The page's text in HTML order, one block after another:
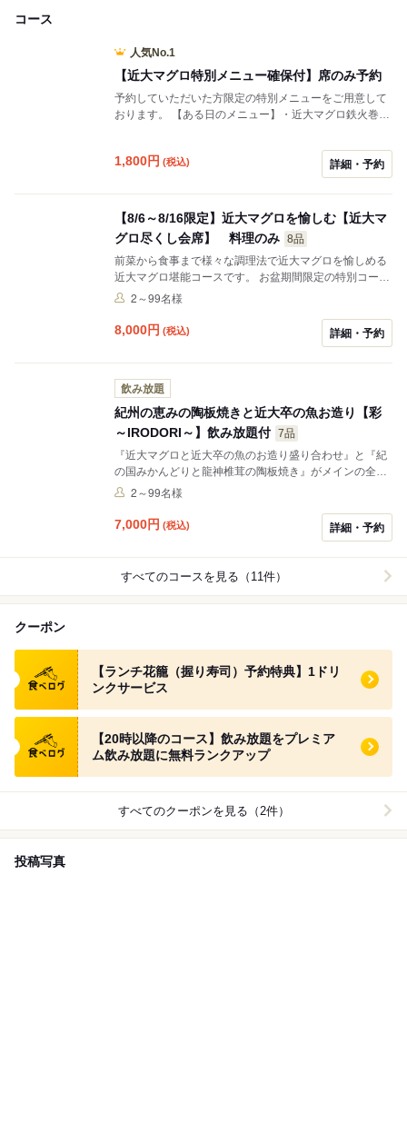
コース
人気No.1
【近大マグロ特別メニュー確保付】席のみ予約
予約していただいた方限定の特別メニューをご用意して
おります。 【ある日のメニュー】・近大マグロ鉄火巻
・近大マグロ目玉オーブン焼き 1,350円などなど お好
きなメニューをお選びいただける席のみのご予約となり
1,800円 (税込) 詳細・予約
【8/6～8/16限定】近大マグロを愉しむ【近大マ
グロ尽くし会席】 料理のみ 8品
前菜から食事まで様々な調理法で近大マグロを愉しめる
近大マグロ堪能コースです。 お盆期間限定の特別コース
です。 飲み放題付き10,000円
2～99名様
8,000円 (税込) 詳細・予約
飲み放題
紀州の恵みの陶板焼きと近大卒の魚お造り【彩
～IRODORI～】飲み放題付 7品
『近大マグロと近大卒の魚のお造り盛り合わせ』と『紀
の国みかんどりと龍神椎茸の陶板焼き』がメインの全７
品の会席コース。 近大卒のお魚と生まれ育った紀州・和
み頂けます。歓送迎会や接待等、各種お集まりの機会に
是非ご利用下さい。 ※写真はイメージです。
2～99名様
7,000円 (税込) 詳細・予約
すべてのコースを見る（11件）
クーポン
食べログ クーポン
【ランチ花籠（握り寿司）予約特典】1ドリ
ンクサービス
食べログ クーポン
【20時以降のコース】飲み放題をプレミア
ム飲み放題に無料ランクアップ
すべてのクーポンを見る（2件）
投稿写真